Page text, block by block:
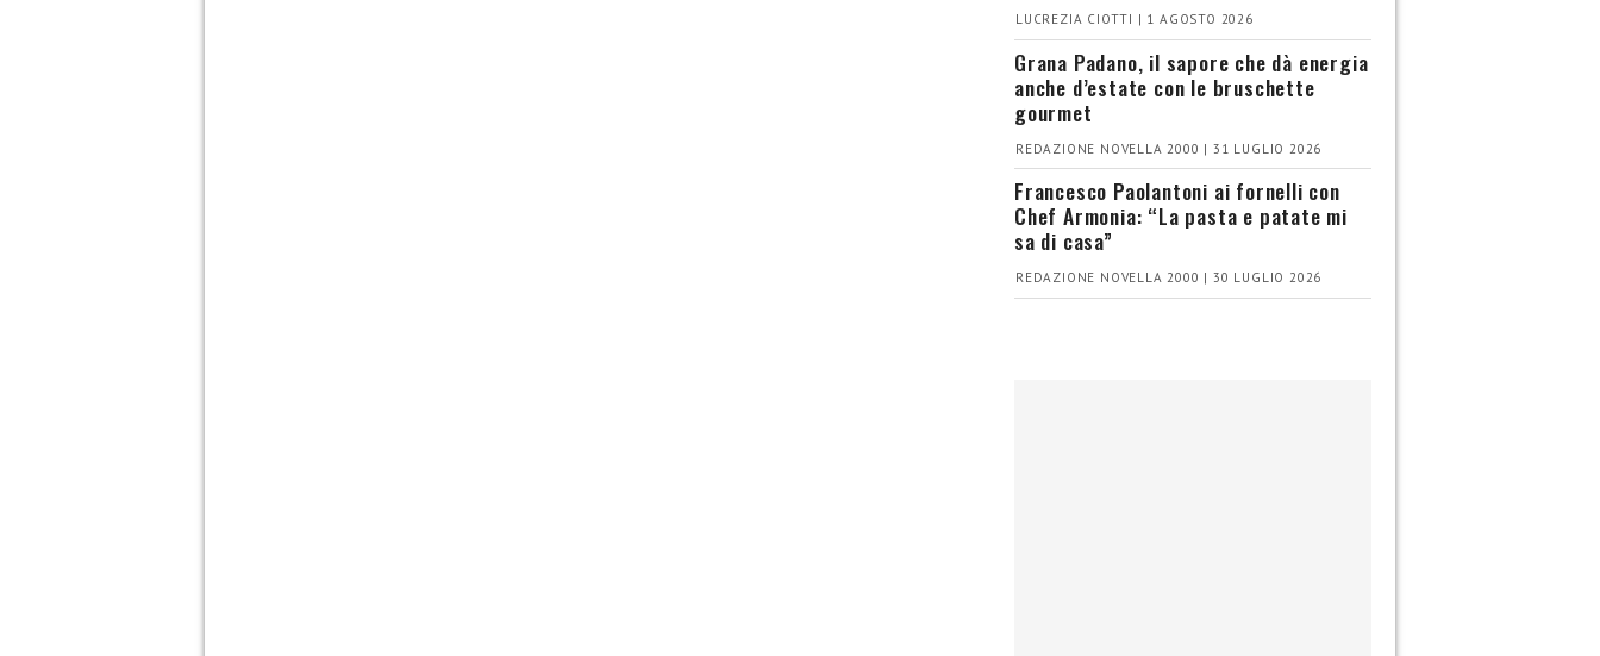
LUCREZIA CIOTTI | 1 AGOSTO 2026
Grana Padano, il sapore che dà energia
anche d’estate con le bruschette
gourmet
REDAZIONE NOVELLA 2000 | 31 LUGLIO 2026
Francesco Paolantoni ai fornelli con
Chef Armonia: “La pasta e patate mi
sa di casa”
REDAZIONE NOVELLA 2000 | 30 LUGLIO 2026